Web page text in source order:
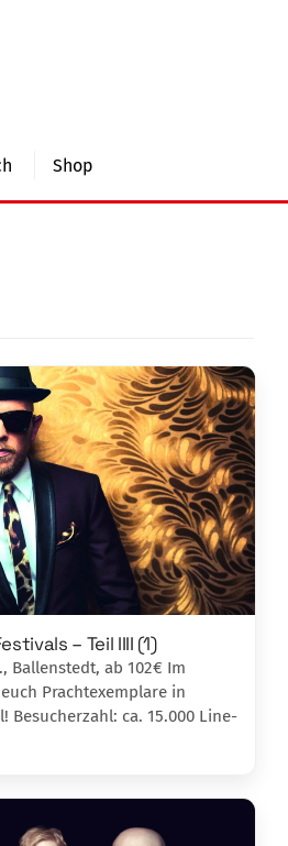
Shop
– Teil IIII (1)
Ballenstedt, ab 102€ Im
Prachtexemplare in
Besucherzahl: ca. 15.000 Line-